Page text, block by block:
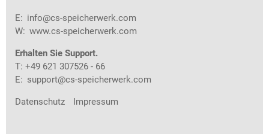
E: info@cs-speicherwerk.com
W: www.cs-speicherwerk.com
Erhalten Sie Support.
T: +49 621 307526 - 66
E: support@cs-speicherwerk.com
Datenschutz Impressum